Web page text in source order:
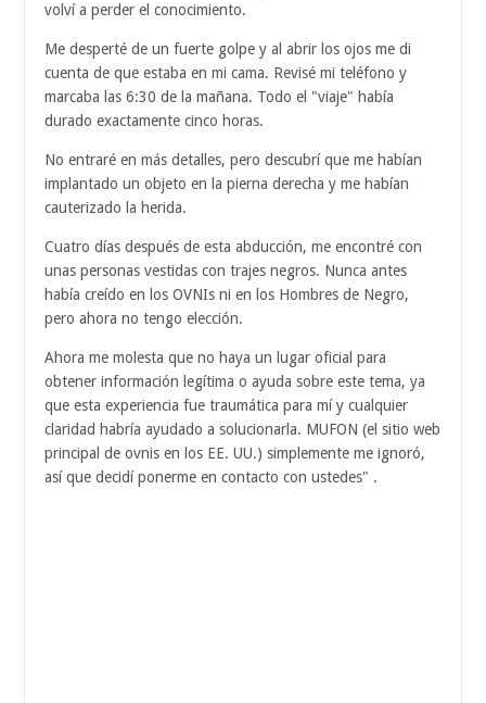
volví a perder el conocimiento.
Me desperté de un fuerte golpe y al abrir los ojos me di
cuenta de que estaba en mi cama. Revisé mi teléfono y
marcaba las 6:30 de la mañana. Todo el "viaje" había
durado exactamente cinco horas.
No entraré en más detalles, pero descubrí que me habían
implantado un objeto en la pierna derecha y me habían
cauterizado la herida.
Cuatro días después de esta abducción, me encontré con
unas personas vestidas con trajes negros. Nunca antes
había creído en los OVNIs ni en los Hombres de Negro,
pero ahora no tengo elección.
Ahora me molesta que no haya un lugar oficial para
obtener información legítima o ayuda sobre este tema, ya
que esta experiencia fue traumática para mí y cualquier
claridad habría ayudado a solucionarla. MUFON (el sitio web
principal de ovnis en los EE. UU.) simplemente me ignoró,
así que decidí ponerme en contacto con ustedes" .